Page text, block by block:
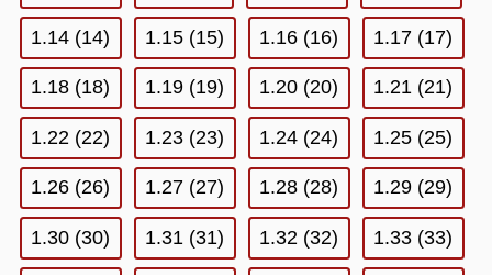
1.14 (14) 1.15 (15) 1.16 (16) 1.17 (17)
1.18 (18) 1.19 (19) 1.20 (20) 1.21 (21)
1.22 (22) 1.23 (23) 1.24 (24) 1.25 (25)
1.26 (26) 1.27 (27) 1.28 (28) 1.29 (29)
1.30 (30) 1.31 (31) 1.32 (32) 1.33 (33)